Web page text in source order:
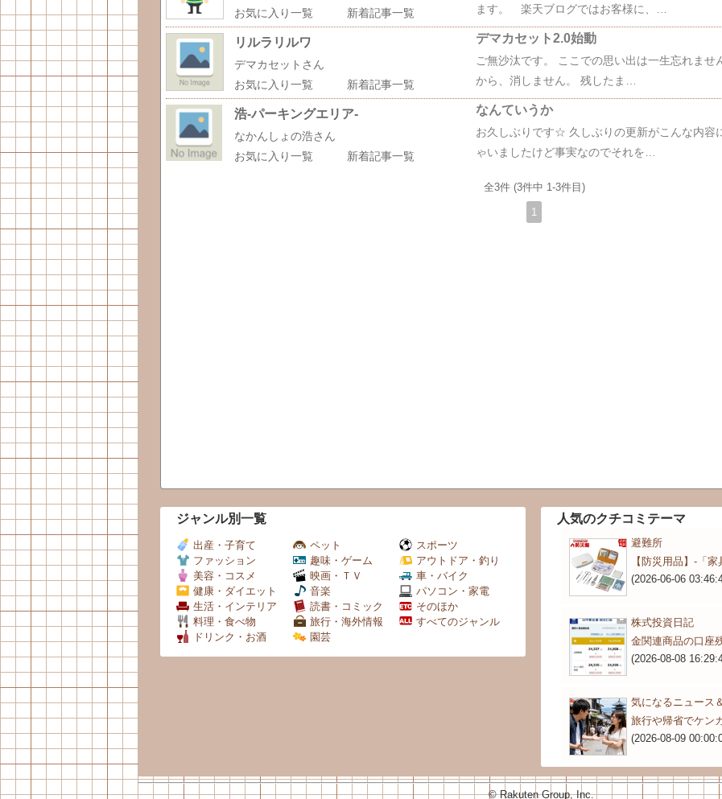
お気に入り一覧
新着記事一覧
ます。 楽天ブログではお客様に、…
リルラリルワ
デマカセットさん
お気に入り一覧
新着記事一覧
デマカセット2.0始動
ご無沙汰です。 ここでの思い出は一生忘れませ
から、消しません。 残したま…
浩-パーキングエリア-
なかんしょの浩さん
お気に入り一覧
新着記事一覧
なんていうか
お久しぶりです☆ 久しぶりの更新がこんな内容
ゃいましたけど事実なのでそれを…
全3件 (3件中 1-3件目)
1
ジャンル別一覧
出産・子育て
ファッション
美容・コスメ
健康・ダイエット
生活・インテリア
料理・食べ物
ドリンク・お酒
ペット
趣味・ゲーム
映画・ＴＶ
音楽
読書・コミック
旅行・海外情報
園芸
スポーツ
アウトドア・釣り
車・バイク
パソコン・家電
そのほか
すべてのジャンル
人気のクチコミテーマ
避難所
【防災用品】‐「
(2026-06-06
株式投資日記
金関連商品の口座
(2026-08-08
気になるニュース
旅行や帰省でケン
(2026-08-09
© Rakuten Group, Inc.